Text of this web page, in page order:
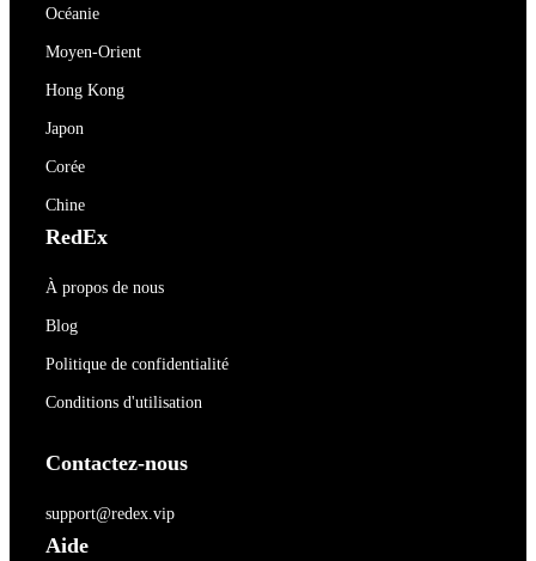
Océanie
Moyen-Orient
Hong Kong
Japon
Corée
Chine
RedEx
À propos de nous
Blog
Politique de confidentialité
Conditions d'utilisation
Contactez-nous
support@redex.vip
Aide